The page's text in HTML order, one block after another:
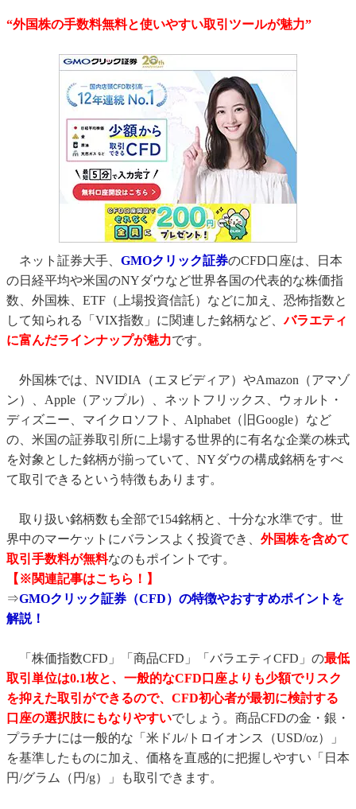
“外国株の手数料無料と使いやすい取引ツールが魅力”
ネット証券大手、 GMOクリック証券のCFD口座は、日本
の日経平均や米国のNYダウなど世界各国の代表的な株価指
数、外国株、ETF（上場投資信託）などに加え、恐怖指数と
して知られる「VIX指数」に関連した銘柄など、バラエティ
に富んだラインナップが魅力です。
外国株では、NVIDIA（エヌビディア）やAmazon（アマゾ
ン）、Apple（アップル）、ネットフリックス、ウォルト・
ディズニー、マイクロソフト、Alphabet（旧Google）など
の、米国の証券取引所に上場する世界的に有名な企業の株式
を対象とした銘柄が揃っていて、NYダウの構成銘柄をすべ
て取引できるという特徴もあります。
取り扱い銘柄数も全部で154銘柄と、十分な水準です。世
界中のマーケットにバランスよく投資でき、 外国株を含めて
取引手数料が無料なのもポイントです。
【※関連記事はこちら！】
⇒GMOクリック証券（CFD）の特徴やおすすめポイントを
解説！
「株価指数CFD」「商品CFD」「バラエティCFD」の最低
取引単位は0.1枚と、一般的なCFD口座よりも少額でリスク
を抑えた取引ができるので、CFD初心者が最初に検討する
口座の選択肢にもなりやすいでしょう。商品CFDの金・銀・
プラチナには一般的な「米ドル/トロイオンス（USD/oz）」
を基準したものに加え、価格を直感的に把握しやすい「日本
円/グラム（円/g）」も取引できます。